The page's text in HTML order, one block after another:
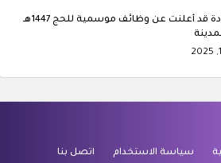
شركة الرفادة قد أعلنت عن وظائف موسمية للحج 1447هـ
سياسة الاستخدام اتصل بنا